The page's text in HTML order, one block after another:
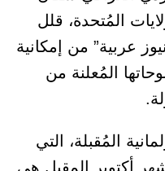
المُتحدة، قلل
عربية” من إمكانية
المُعلنة من
المُقبلة، التي
أكتوبر المقبل هي